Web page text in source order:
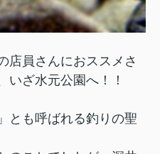
店員さんにおススメさ
いざ水元公園へ！！
とも呼ばれる釣りの聖